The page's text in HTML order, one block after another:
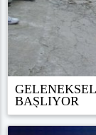
BAŞLIYOR